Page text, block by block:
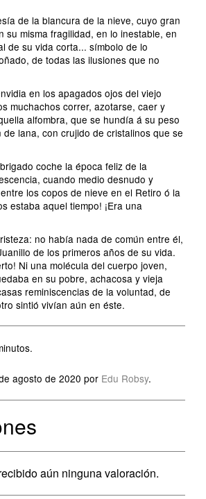
de la blancura de la nieve, cuyo gran
su misma fragilidad, en lo inestable, en
de su vida corta... símbolo de lo
de todas las ilusiones que no
en los apagados ojos del viejo
muchachos correr, azotarse, caer y
alfombra, que se hundía á su peso
de lana, con crujido de cristalinos que se
coche la época feliz de la
cuando medio desnudo y
los copos de nieve en el Retiro ó la
estaba aquel tiempo! ¡Era una
no había nada de común entre él,
de los primeros años de su vida.
Ni una molécula del cuerpo joven,
en su pobre, achacosa y vieja
reminiscencias de la voluntad, de
sintió vivían aún en éste.
agosto de 2020 por Edu Robsy.
aún ninguna valoración.